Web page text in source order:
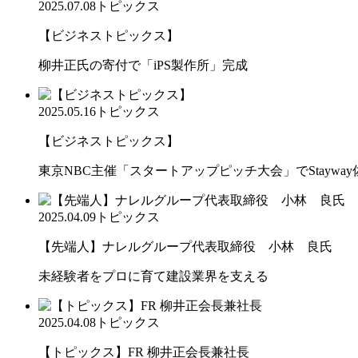
2025.07.08 トピックス
【ビジネストピックス】
柳井正氏の寄付で「iPS製作所」完成
2025.05.16 トピックス
【ビジネストピックス】
東京NBC主催「スタートアップピッチ大会」でStayway
2025.04.09 トピックス
【先端人】ナレルグループ代表取締役 小林 良氏
未経験者をプロに育て建設業界を支える
2025.04.08 トピックス
【トピックス】FR 柳井正会長兼社長